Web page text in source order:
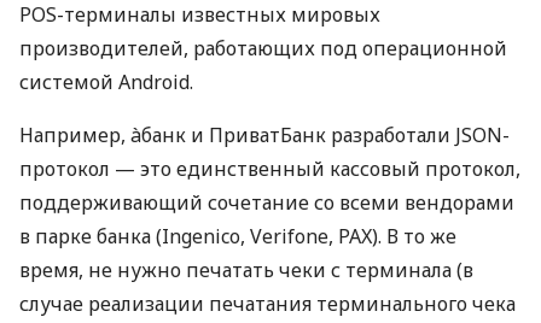
POS-терминалы известных мировых
производителей, работающих под операционной
системой Android.
Например, àбанк и ПриватБанк разработали JSON-
протокол — это единственный кассовый протокол,
поддерживающий сочетание со всеми вендорами
в парке банка (Ingenico, Verifone, PAX). В то же
время, не нужно печатать чеки с терминала (в
случае реализации печатания терминального чека